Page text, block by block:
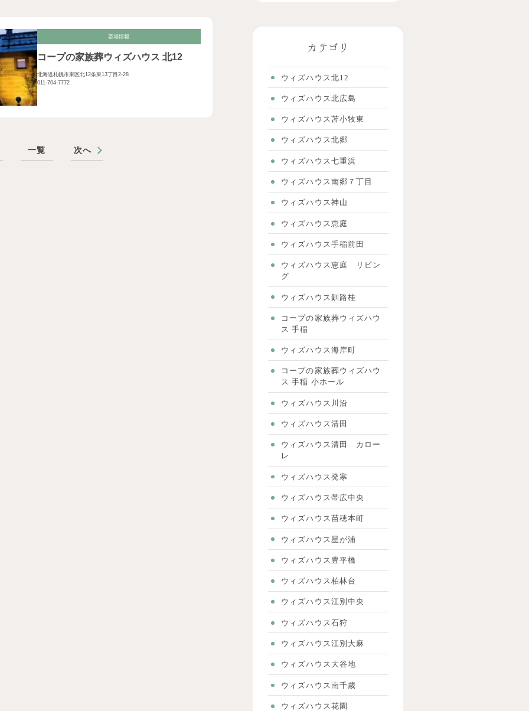
斎場情報
コープの家族葬ウィズハウス 北12
北海道札幌市東区北12条東13丁目2-28
011-704-7772
一覧 次へ
カテゴリ
ウィズハウス北12
ウィズハウス北広島
ウィズハウス苫小牧東
ウィズハウス北郷
ウィズハウス七重浜
ウィズハウス南郷７丁目
ウィズハウス神山
ウィズハウス恵庭
ウィズハウス手稲前田
ウィズハウス恵庭 リビン
グ
ウィズハウス釧路桂
コープの家族葬ウィズハウ
ス 手稲
ウィズハウス海岸町
コープの家族葬ウィズハウ
ス 手稲 小ホール
ウィズハウス川沿
ウィズハウス清田
ウィズハウス清田 カロー
レ
ウィズハウス発寒
ウィズハウス帯広中央
ウィズハウス苗穂本町
ウィズハウス星が浦
ウィズハウス豊平橋
ウィズハウス柏林台
ウィズハウス江別中央
ウィズハウス石狩
ウィズハウス江別大麻
ウィズハウス大谷地
ウィズハウス南千歳
ウィズハウス花園